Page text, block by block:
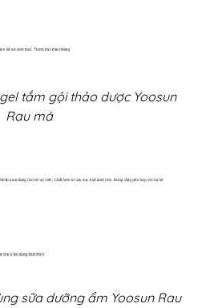
tắm gội thảo dược Yoosun
Rau má
sữa dưỡng ẩm Yoosun Rau